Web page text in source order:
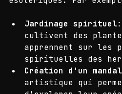
mettent en œuvre les
Jardinage spirituel
cultivent des
apprennent sur les
spirituelles des
Création d'un